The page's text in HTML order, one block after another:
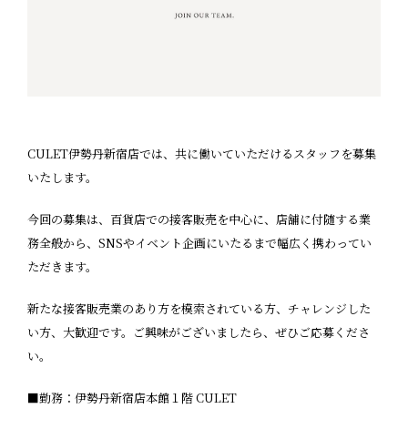
CULET伊勢丹新宿店では、共に働いていただけるスタッフを募集
いたします。
今回の募集は、百貨店での接客販売を中心に、店舗に付随する業
務全般から、SNSやイベント企画にいたるまで幅広く携わってい
ただきます。
新たな接客販売業のあり方を模索されている方、チャレンジした
い方、大歓迎です。ご興味がございましたら、ぜひご応募くださ
い。
■勤務：伊勢丹新宿店本館１階 CULET